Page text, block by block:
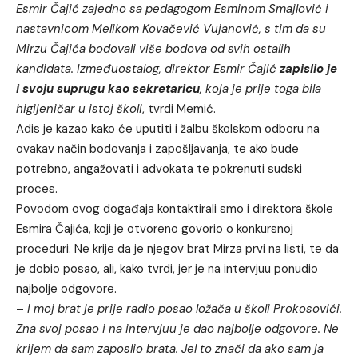
Esmir Čajić zajedno sa pedagogom Esminom Smajlović i
nastavnicom Melikom Kovačević Vujanović, s tim da su
Mirzu Čajića bodovali više bodova od svih ostalih
kandidata. Izmeđuostalog, direktor Esmir Čajić zapislio je
i svoju suprugu kao sekretaricu, koja je prije toga bila
higijeničar u istoj školi, tvrdi Memić.
Adis je kazao kako će uputiti i žalbu školskom odboru na
ovakav način bodovanja i zapošljavanja, te ako bude
potrebno, angažovati i advokata te pokrenuti sudski
proces.
Povodom ovog događaja kontaktirali smo i direktora škole
Esmira Čajića, koji je otvoreno govorio o konkursnoj
proceduri. Ne krije da je njegov brat Mirza prvi na listi, te da
je dobio posao, ali, kako tvrdi, jer je na intervjuu ponudio
najbolje odgovore.
– I moj brat je prije radio posao ložača u školi Prokosovići.
Zna svoj posao i na intervjuu je dao najbolje odgovore. Ne
krijem da sam zaposlio brata. Jel to znači da ako sam ja